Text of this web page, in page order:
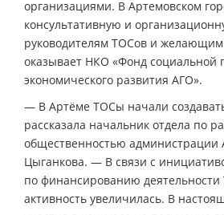
организациями. В Артемовском
консультативную и
руководителям ТОСов и желающим
оказывает НКО «Фонд социальной
экономического развития АГО».
— В Артёме ТОСы начали
рассказала начальник отдела по
общественностью администрации
Цыганкова. — В связи с
по финансированию
активность увеличилась. В